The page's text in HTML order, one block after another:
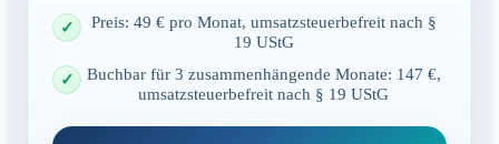
Preis: 49 € pro Monat, umsatzsteuerbefreit nach §
19 UStG
Buchbar für 3 zusammenhängende Monate: 147 €,
umsatzsteuerbefreit nach § 19 UStG